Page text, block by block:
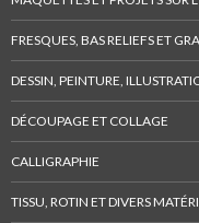
.
FRESQUES, BAS RELIEFS ET
DESSIN, PEINTURE,
DÉCOUPAGE ET COLLAGE
CALLIGRAPHIE
TISSU, ROTIN ET DIVERS